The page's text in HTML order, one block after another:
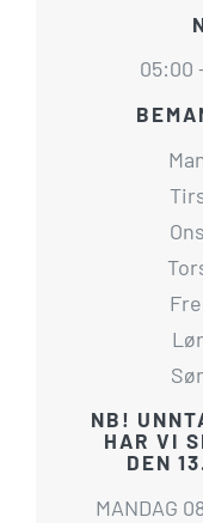
05:00
NB!
HAR VI
DEN
MANDAG